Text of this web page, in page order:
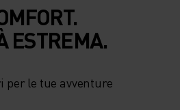
ESTREMA.
per le tue avventure